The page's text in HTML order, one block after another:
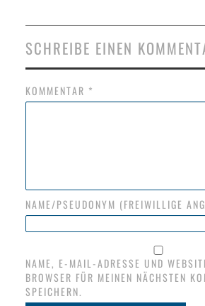
SCHREIBE EINEN
KOMMENTAR *
NAME/PSEUDONYM (FREIWILLIGE
NAME, E-MAIL-ADRESSE UND
BROWSER FÜR MEINEN NÄCHSTEN
SPEICHERN.